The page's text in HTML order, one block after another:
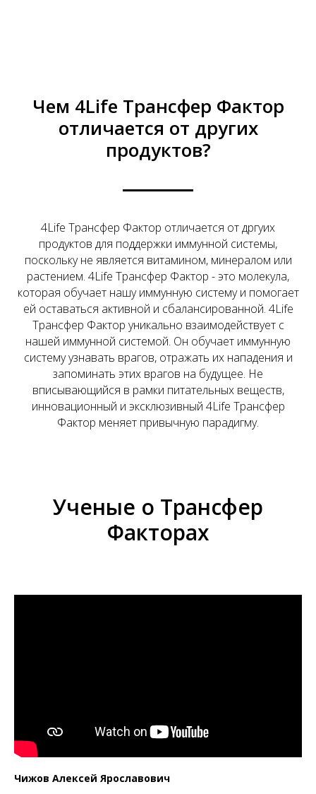
Чем 4Life Трансфер Фактор
отличается от других
продуктов?
4Life Трансфер Фактор отличается от дргуих
продуктов для поддержки иммунной системы,
поскольку не является витамином, минералом или
растением. 4Life Трансфер Фактор - это молекула,
которая обучает нашу иммунную систему и помогает
ей оставаться активной и сбалансированной. 4Life
Трансфер Фактор уникально взаимодействует с
нашей иммунной системой. Он обучает иммунную
систему узнавать врагов, отражать их нападения и
запоминать этих врагов на будущее. Не
вписывающийся в рамки питательных веществ,
инновационный и эксклюзивный 4Life Трансфер
Фактор меняет привычную парадигму.
Ученые о Трансфер
Факторах
Чижов Алексей Ярославович